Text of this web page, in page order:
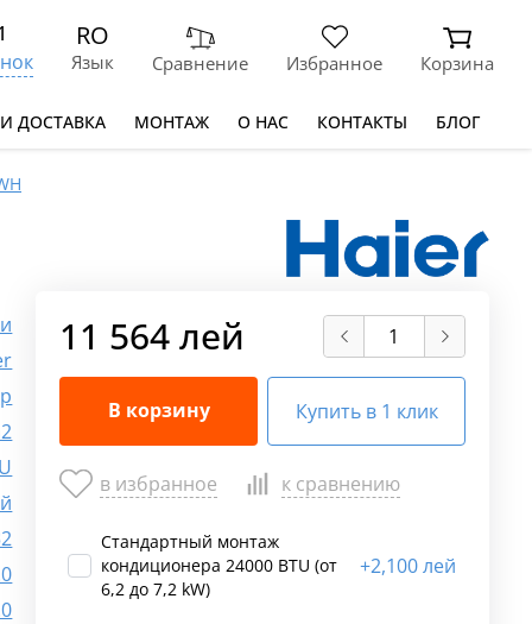
RO
Язык Сравнение Избранное Корзина
ДОСТАВКА МОНТАЖ О НАС КОНТАКТЫ БЛОГ
11 564 лей
В корзину Купить в 1 клик
в избранное к сравнению
Стандартный монтаж
кондиционера 24000 BTU (от
6,2 до 7,2 kW)
+2,100 лей